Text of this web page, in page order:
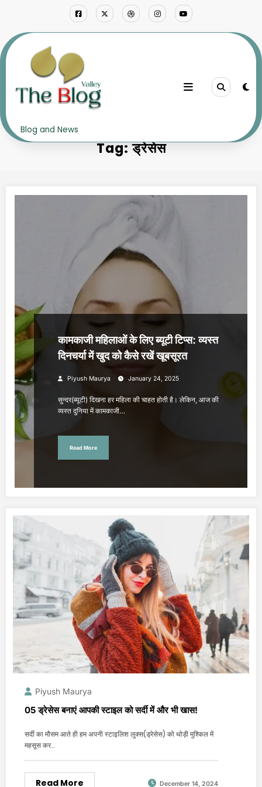
Blog and News
Tag: ड्रेसेस
कामकाजी महिलाओं के लिए ब्यूटी टिप्स: व्यस्त
दिनचर्या में खुद को कैसे रखें खूबसूरत
Piyush Maurya January 24, 2025
सुन्दर(ब्यूटी) दिखना हर महिला की चाहत होती है। लेकिन, आज की
व्यस्त दुनिया में कामकाजी…
Read More
Piyush Maurya
05 ड्रेसेस बनाएं आपकी स्टाइल को सर्दी में और भी खास!
सर्दी का मौसम आते ही हम अपनी स्टाइलिश लुक्स(ड्रेसेस) को थोड़ी मुश्किल में
महसूस कर…
Read More December 14, 2024